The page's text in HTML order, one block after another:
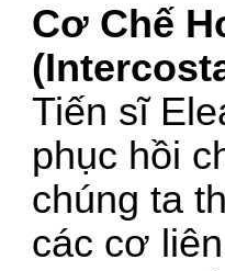
Cơ Chế
Tiến sĩ
phục hồi
chúng ta
các cơ